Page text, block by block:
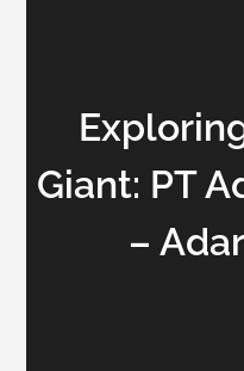
Giant: PT
–